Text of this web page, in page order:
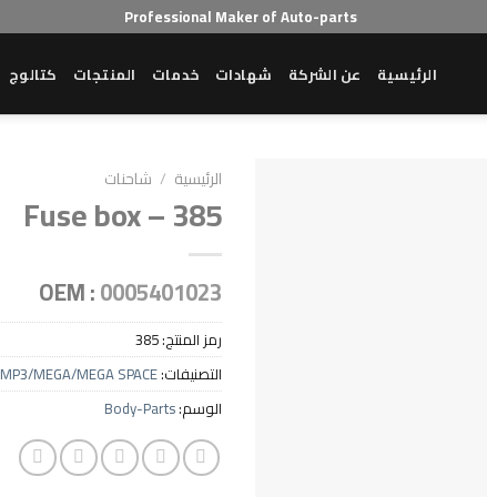
Professional Maker of Auto-parts
الرئيسية عن الشركة شهادات خدمات المنتجات كتالوج
الرئيسية / شاحنات
Fuse box – 385
OEM :0005401023
رمز المنتج:385
التصنيفات:MP3/MEGA/MEGA SPACE
الوسم:Body-Parts